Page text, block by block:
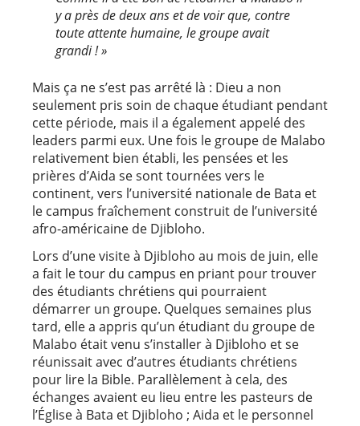
y a près de deux ans et de voir que, contre
toute attente humaine, le groupe avait
grandi ! »
Mais ça ne s’est pas arrêté là : Dieu a non
seulement pris soin de chaque étudiant pendant
cette période, mais il a également appelé des
leaders parmi eux. Une fois le groupe de Malabo
relativement bien établi, les pensées et les
prières d’Aida se sont tournées vers le
continent, vers l’université nationale de Bata et
le campus fraîchement construit de l’université
afro-américaine de Djibloho.
Lors d’une visite à Djibloho au mois de juin, elle
a fait le tour du campus en priant pour trouver
des étudiants chrétiens qui pourraient
démarrer un groupe. Quelques semaines plus
tard, elle a appris qu’un étudiant du groupe de
Malabo était venu s’installer à Djibloho et se
réunissait avec d’autres étudiants chrétiens
pour lire la Bible. Parallèlement à cela, des
échanges avaient eu lieu entre les pasteurs de
l’Église à Bata et Djibloho ; Aida et le personnel